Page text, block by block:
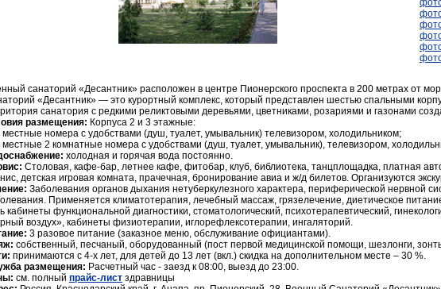
санаторий «Десантник» расположен в центре Пионерского проспекта в 200 метрах от
«Десантник» — это курортный комплекс, который представлен шестью спальными
санатория с редкими реликтовыми деревьями, цветниками, розариями и газонами
размещения: Корпуса 2 и 3 этажные:
местные номера с удобствами (душ, туалет, умывальник) телевизором, холодильником;
местные 2 комнатные номера с удобствами (душ, туалет, умывальник), телевизором,
холодная и горячая вода постоянно.
Столовая, кафе-бар, летнее кафе, фитобар, клуб, библиотека, танцплощадка, платная
детская игровая комната, прачечная, бронирование авиа и ж/д билетов. Организуются
Заболевания органов дыхания нетуберкулезного характера, периферической нервной
Применяется климатотерапия, лечебный массаж, грязелечение, диетическое
кабинеты функциональной диагностики, стоматологический, психотерапевтический,
воздух», кабинеты физиотерапии, иглорефлексотерапии, ингаляторий.
3 разовое питание (заказное меню, обслуживание официантами).
собственный, песчаный, оборудованный (пост первой медицинской помощи, шезлонги,
принимаются с 4-х лет, для детей до 13 лет (вкл.) скидка на дополнительном месте – 30 %.
размещения: Расчетный час - заезд к 08:00, выезд до 23:00.
см. полный прайс-лист здравницы